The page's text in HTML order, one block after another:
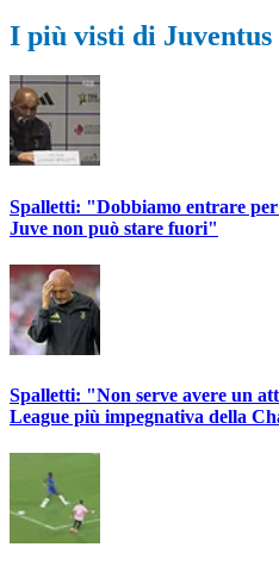
I più visti di Juventus
Spalletti: "Dobbiamo entrare
Juve non può stare fuori"
Spalletti: "Non serve avere un
League più impegnativa della